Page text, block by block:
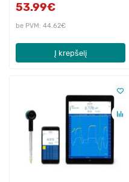
53.99€
be PVM: 44.62€
Į krepšelį